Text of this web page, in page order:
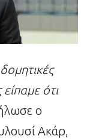
ότι
ο
Ακάρ,